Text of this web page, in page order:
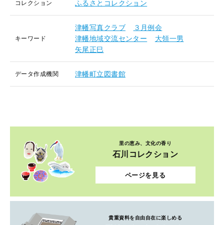
コレクション ふるさとコレクション
キーワード
津幡写真クラブ
３月例会
津幡地域交流センター
大領一男
矢尾正巳
データ作成機関 津幡町立図書館
里の恵み、文化の香り
石川コレクション
ページを見る
貴重資料を自由自在に楽しめる